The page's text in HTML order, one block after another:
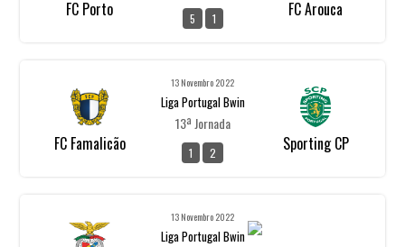
FC Porto 5 1 FC Arouca
FC Famalicão
13 Novembro 2022
Liga Portugal Bwin
13ª Jornada
1 2 Sporting CP
13 Novembro 2022
Liga Portugal Bwin